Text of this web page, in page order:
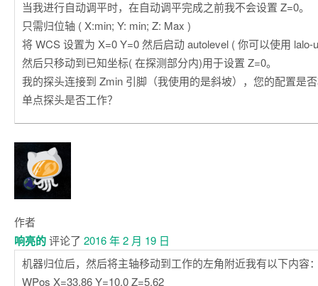
当我进行自动调平时，在自动调平完成之前我不会设置 Z=0。
只需归位轴 ( X:min; Y: min; Z: Max )
将 WCS 设置为 X=0 Y=0 然后启动 autolevel ( 你可以使用 lalo-
然后只移动到已知坐标( 在探测部分内)用于设置 Z=0。
我的探头连接到 Zmin 引脚（我使用的是斜坡），您的配置是
单点探头是否工作？
作者
响亮的评论了 2016 年 2 月 19 日
机器归位后，然后将主轴移动到工作的左角附近我有以下内容
WPos X=33.86 Y=10.0 Z=5.62